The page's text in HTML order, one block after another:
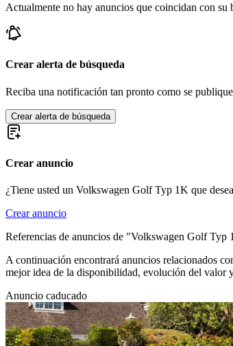
Volkswagen Beetle
Volkswagen Jetta
Volkswagen Karmann Ghia
Volkswagen Kübel
Volkswagen New Beetle
Volkswagen Passat
Volkswagen Polo
Actualmente no hay anuncios que coincidan con su
Crear alerta de búsqueda
Reciba una notificación tan pronto como se
Crear alerta de búsqueda
Crear anuncio
¿Tiene usted un Volkswagen Golf Typ 1K que
Crear anuncio
Referencias de anuncios de "Volkswagen Golf Typ
A continuación encontrará anuncios relacionados
mejor idea de la disponibilidad, evolución del
Anuncio caducado